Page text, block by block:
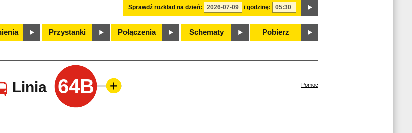
Sprawdź rozkład na dzień: i godzinę:
Przystanki Połączenia Schematy Pobierz
Linia 64B Pomoc